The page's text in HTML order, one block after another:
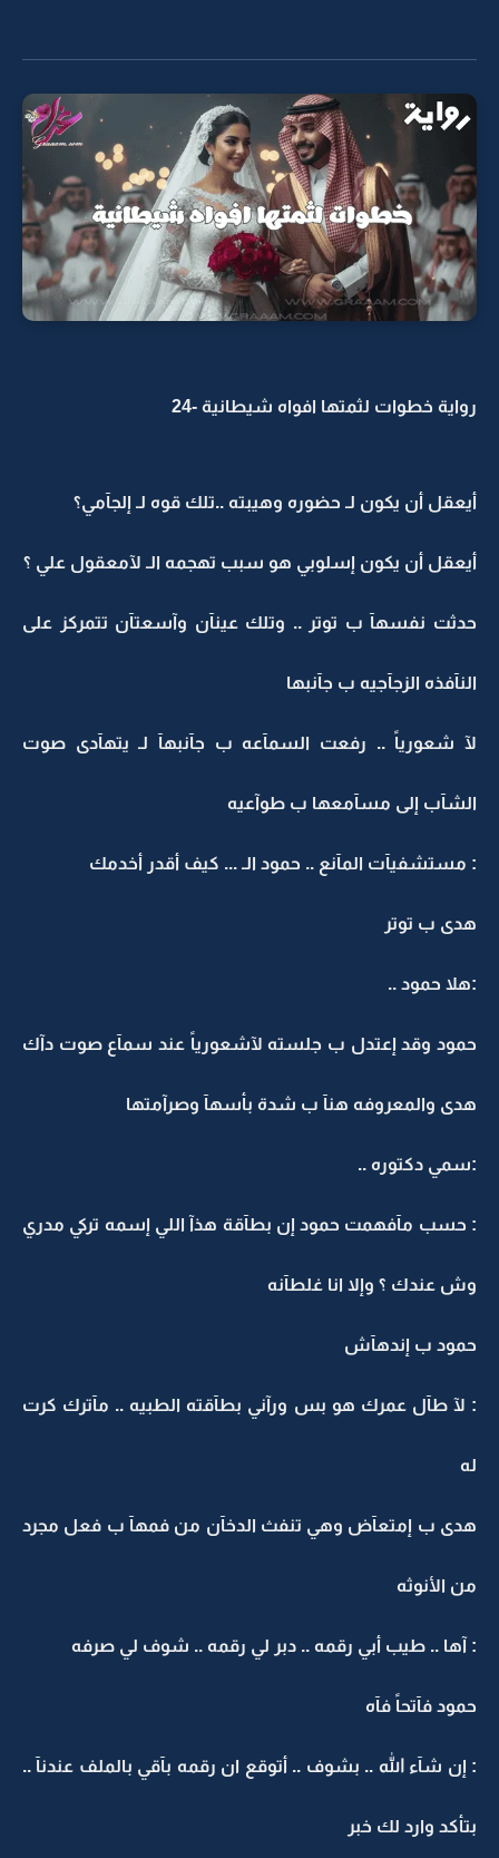
رواية خطوات لثمتها افواه شيطانية -24
أيعقل أن يكون لـ حضوره وهيبته ..تلك قوه لـ إلجآمي؟
أيعقل أن يكون إسلوبي هو سبب تهجمه الـ لآمعقول علي ؟
حدثت نفسهآ ب توتر .. وتلك عينآن وآسعتآن تتمركز على
النآفذه الزجآجيه ب جآنبها
لآ شعورياً .. رفعت السمآعه ب جآنبهآ لـ يتهآدى صوت
الشآب إلى مسآمعها ب طوآعيه
: مستشفيآت المآنع .. حمود الـ ... كيف أقدر أخدمك
هدى ب توتر
:هلا حمود ..
حمود وقد إعتدل ب جلسته لآشعورياً عند سمآع صوت دآك
هدى والمعروفه هنآ ب شدة بأسهآ وصرآمتها
:سمي دكتوره ..
: حسب مآفهمت حمود إن بطآقة هذآ اللي إسمه تركي مدري
وش عندك ؟ وإلا انا غلطآنه
حمود ب إندهآش
: لآ طآل عمرك هو بس ورآني بطآقته الطبيه .. مآترك كرت
له
هدى ب إمتعآض وهي تنفث الدخآن من فمهآ ب فعل مجرد
من الأنوثه
: آها .. طيب أبي رقمه .. دبر لي رقمه .. شوف لي صرفه
حمود فآتحاً فآه
: إن شآء الله .. بشوف .. أتوقع ان رقمه بآقي بالملف عندنآ ..
بتأكد وارد لك خبر